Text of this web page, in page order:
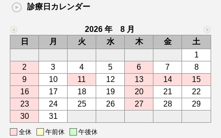
診療日カレンダー
2026 年 8 月
日
月 火 水 木 金
土
1
2
3 4 5 6 7
8
9
10 11 12 13 14
15
16
17 18 19 20 21
22
23
24 25 26 27 28
29
30
31
全休 午前休 午後休